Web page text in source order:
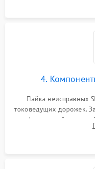
4.
Пайка неисправных
токоведущих дорожек.
инфракрасной
BIOS или